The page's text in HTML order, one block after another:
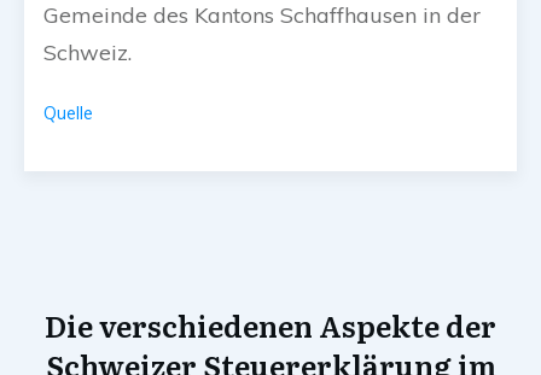
Gemeinde des Kantons Schaffhausen in der
Schweiz.
Quelle
Die verschiedenen Aspekte der
Schweizer Steuererklärung im